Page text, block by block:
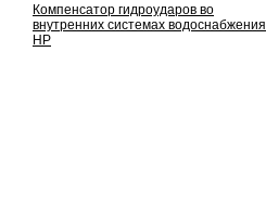
Компенсатор гидроударов во
внутренних системах водоснабжения
НР